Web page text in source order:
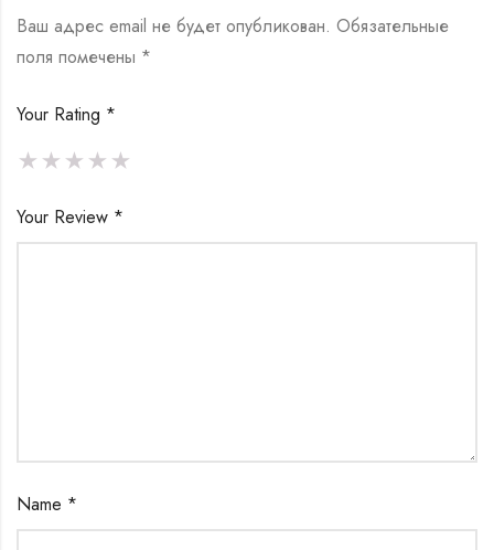
Ваш адрес email не будет опубликован. Обязательные
поля помечены *
Your Rating *
Your Review *
Name *